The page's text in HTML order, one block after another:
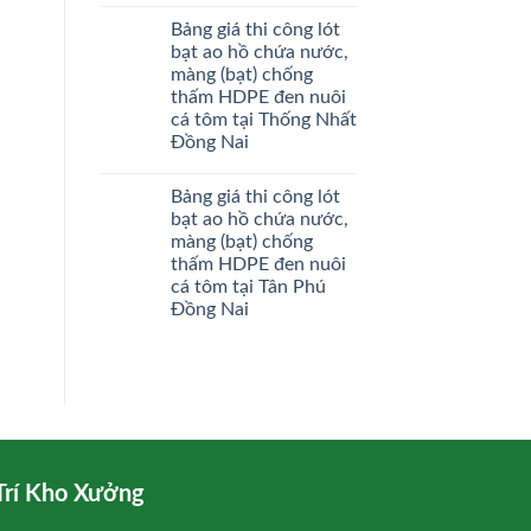
Bảng giá thi công lót
bạt ao hồ chứa nước,
màng (bạt) chống
thấm HDPE đen nuôi
cá tôm tại Thống Nhất
Đồng Nai
Bảng giá thi công lót
bạt ao hồ chứa nước,
màng (bạt) chống
thấm HDPE đen nuôi
cá tôm tại Tân Phú
Đồng Nai
Kho Xưởng